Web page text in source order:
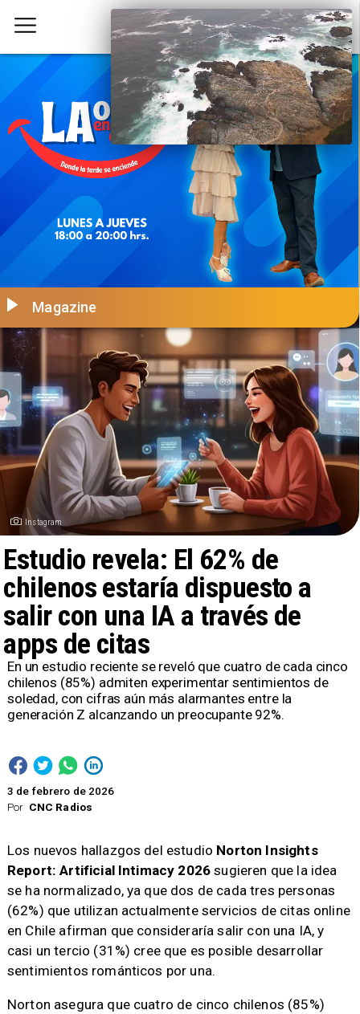
Instagram
Por CNC Radios
Estudio revela: El 62% de
chilenos estaría dispuesto a
salir con una IA a través de
apps de citas
Magazine
3 de febrero de 2026
En un estudio reciente se reveló que cuatro de cada cinco
chilenos (85%) admiten experimentar sentimientos de
soledad, con cifras aún más alarmantes entre la
generación Z alcanzando un preocupante 92%.
Los nuevos hallazgos del estudio Norton Insights
Report: Artificial Intimacy 2026sugieren que la idea
se ha normalizado, ya que dos de cada tres personas
(62%) que utilizan actualmente servicios de citas online
en Chile afirman que consideraría salir con una IA, y
casi un tercio (31%) cree que es posible desarrollar
sentimientos románticos por una.
Norton asegura que cuatro de cinco chilenos (85%)